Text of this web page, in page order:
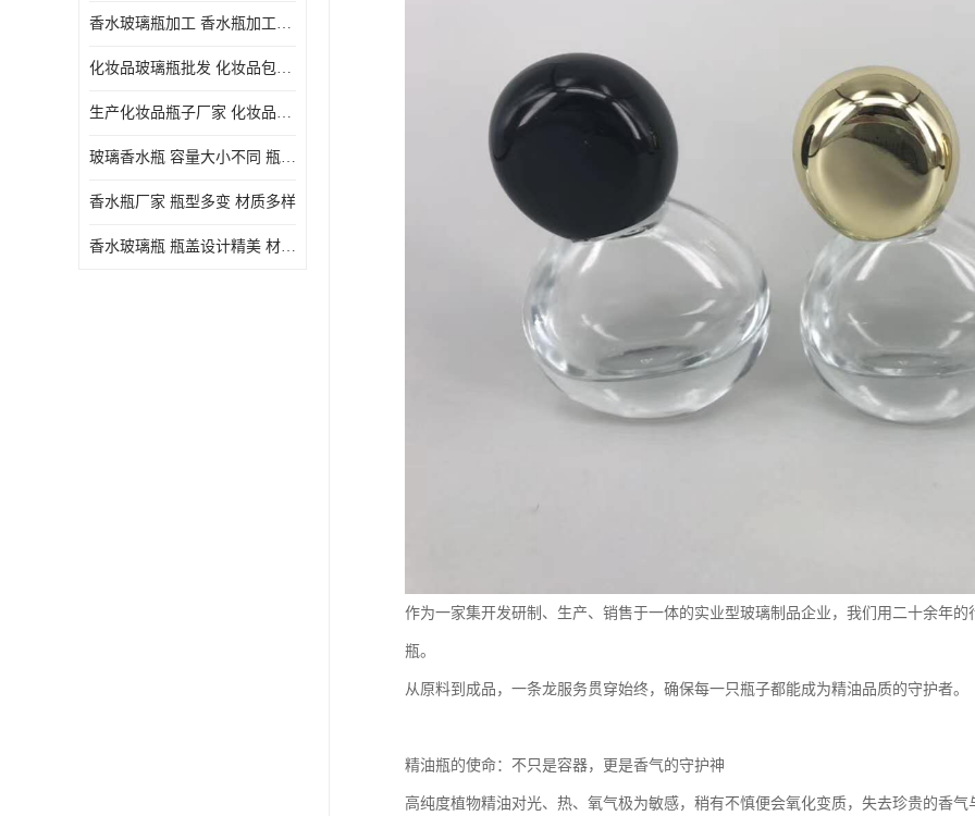
香水玻璃瓶加工 香水瓶加工厂 容量大小不同
化妆品玻璃瓶批发 化妆品包材 具有良好的密封性能
生产化妆品瓶子厂家 化妆品玻璃瓶 采用塑料或玻璃材质制成
玻璃香水瓶 容量大小不同 瓶盖设计精美
香水瓶厂家 瓶型多变 材质多样
香水玻璃瓶 瓶盖设计精美 材质多样
作为一家集开发研制、生产、销售于一体的实业型玻璃制品企业，我们用二十余年
瓶。
从原料到成品，一条龙服务贯穿始终，确保每一只瓶子都能成为精油品质的守护者。
精油瓶的使命：不只是容器，更是香气的守护神
高纯度植物精油对光、热、氧气极为敏感，稍有不慎便会氧化变质，失去珍贵的香气